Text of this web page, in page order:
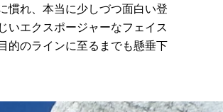
慣れ、本当に少しづつ面白い登
いエクスポージャーなフェイス
的のラインに至るまでも懸垂下